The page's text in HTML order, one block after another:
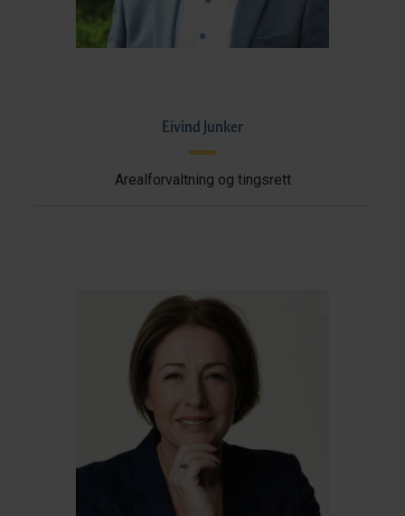
Eivind Junker
Arealforvaltning og tingsrett